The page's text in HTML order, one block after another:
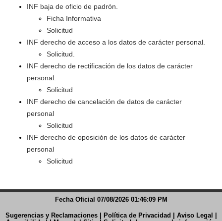
INF baja de oficio de padrón.
Ficha Informativa
Solicitud
INF derecho de acceso a los datos de carácter personal.
Solicitud.
INF derecho de rectificación de los datos de carácter
personal.
Solicitud
INF derecho de cancelación de datos de carácter
personal
Solicitud
INF derecho de oposición de los datos de carácter
personal
Solicitud
Fecha Oficial 07/08/2026 01:46:09 PM
Sugerencias y Reclamaciones| Política de Privacidad Aviso Legal